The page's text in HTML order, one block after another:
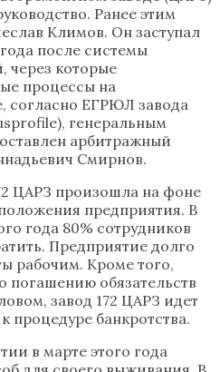
Ранее этим
Климов. Он заступал
после системы
которые
процессы на
согласно ЕГРЮЛ завода
генеральным
арбитражный
Смирнов.
ЦАРЗ произошла на фоне
предприятия. В
года 80% сотрудников
Предприятие долго
рабочим. Кроме того,
погашению обязательств
завод 172 ЦАРЗ идет
банкротства.
в марте этого года